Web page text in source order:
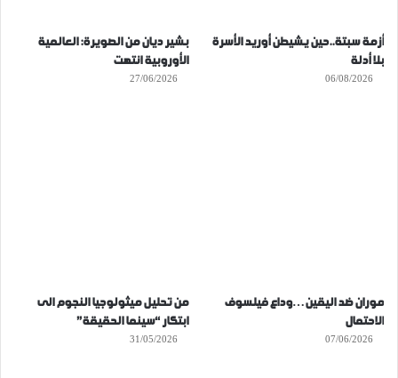
أزمة سبتة..حين يشيطن أوريد الأسرة
بلا أدلة
06/08/2026
بشير ديان من الصويرة: العالمية
الأوروبية انتهت
27/06/2026
موران ضد اليقين…وداع فيلسوف
الاحتمال
07/06/2026
من تحليل ميثولوجيا النجوم الى
ابتكار “سينما الحقيقة”
31/05/2026